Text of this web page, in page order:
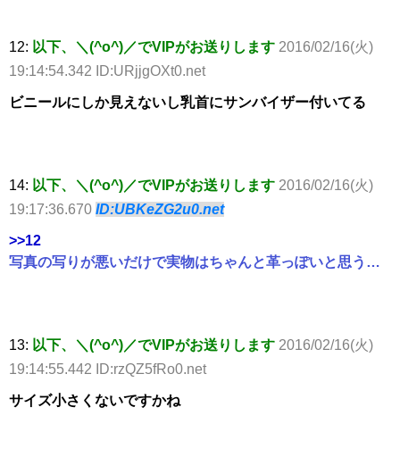
12: 以下、＼(^o^)／でVIPがお送りします 2016/02/16(火)
19:14:54.342 ID:URjjgOXt0.net
ビニールにしか見えないし乳首にサンバイザー付いてる
14: 以下、＼(^o^)／でVIPがお送りします 2016/02/16(火)
19:17:36.670 ID:UBKeZG2u0.net
>>12
写真の写りが悪いだけで実物はちゃんと革っぽいと思う…
13: 以下、＼(^o^)／でVIPがお送りします 2016/02/16(火)
19:14:55.442 ID:rzQZ5fRo0.net
サイズ小さくないですかね